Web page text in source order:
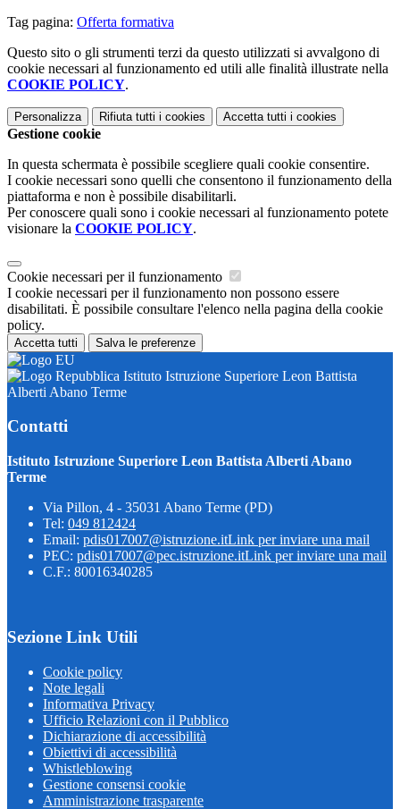
Tag pagina: Offerta formativa
Questo sito o gli strumenti terzi da questo utilizzati si avvalgono di
cookie necessari al funzionamento ed utili alle finalità illustrate nella
COOKIE POLICY.
Personalizza Rifiuta tutti i cookies Accetta tutti i cookies
Gestione cookie
In questa schermata è possibile scegliere quali cookie consentire.
I cookie necessari sono quelli che consentono il funzionamento della
piattaforma e non è possibile disabilitarli.
Per conoscere quali sono i cookie necessari al funzionamento potete
visionare la COOKIE POLICY.
Cookie necessari per il funzionamento
I cookie necessari per il funzionamento non possono essere
disabilitati. È possibile consultare l'elenco nella pagina della cookie
policy.
Accetta tutti Salva le preferenze
Istituto Istruzione Superiore Leon Battista
Alberti Abano Terme
Contatti
Istituto Istruzione Superiore Leon Battista Alberti Abano
Terme
Via Pillon, 4 - 35031 Abano Terme (PD)
Tel: 049 812424
Email: pdis017007@istruzione.itLink per inviare una mail
PEC: pdis017007@pec.istruzione.itLink per inviare una mail
C.F.: 80016340285
Sezione Link Utili
Cookie policy
Note legali
Informativa Privacy
Ufficio Relazioni con il Pubblico
Dichiarazione di accessibilità
Obiettivi di accessibilità
Whistleblowing
Gestione consensi cookie
Amministrazione trasparente